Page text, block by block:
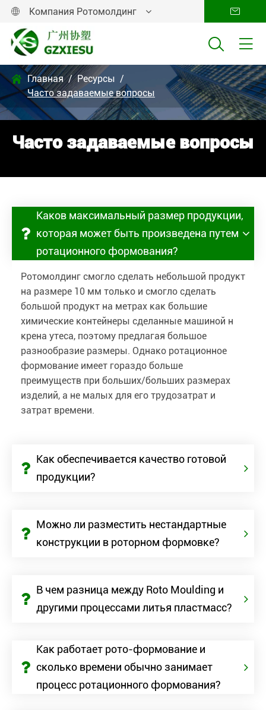
 Компания Ротомолдинг 
 
Часто задаваемые вопросы
 Главная
Ресурсы
Часто задаваемые вопросы
Каков максимальный размер продукции,
которая может быть произведена путем
ротационного формования?
Ротомолдинг смогло сделать небольшой продукт
на размере 10 мм только и смогло сделать
большой продукт на метрах как большие
химические контейнеры сделанные машиной н
крена утеса, поэтому предлагая большое
разнообразие размеры. Однако ротационное
формование имеет гораздо больше
преимуществ при больших/больших размерах
изделий, а не малых для его трудозатрат и
затрат времени.
Как обеспечивается качество готовой
продукции?
Можно ли разместить нестандартные
конструкции в роторном формовке?
В чем разница между Roto Moulding и
другими процессами литья пластмасс?
Как работает рото-формование и
сколько времени обычно занимает
процесс ротационного формования?